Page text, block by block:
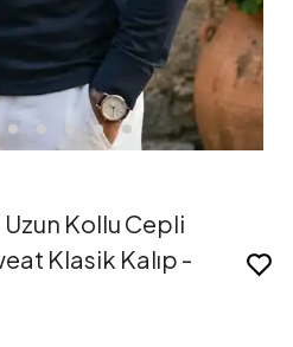
Kollu Cepli
Klasik Kalıp -